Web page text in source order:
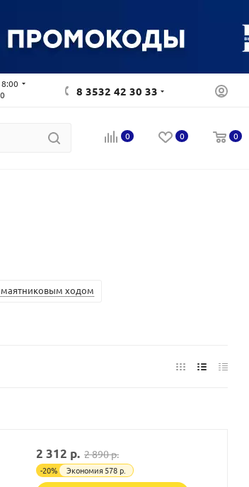
8 3532 42 30 33
0 0 0
ходом
2 312 р. 2 890р.
-20% Экономия578р.